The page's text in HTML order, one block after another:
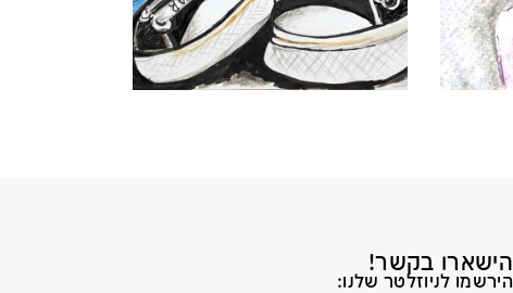
הישארו בקשר!
הירשמו לניוזלטר שלנו: